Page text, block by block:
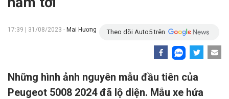
17:39 | 31/08/2023 - Mai Hương Theo dõi Auto5 trên
Những hình ảnh nguyên mẫu đầu tiên của
Peugeot 5008 2024 đã lộ diện. Mẫu xe hứa